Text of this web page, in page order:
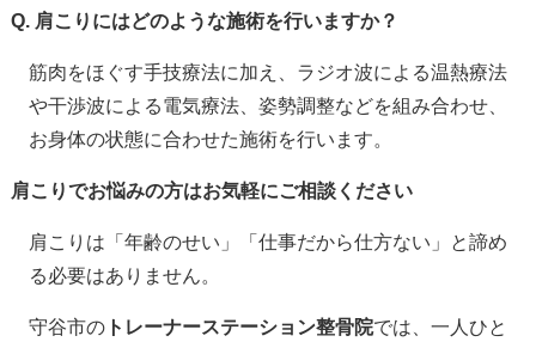
Q. 肩こりにはどのような施術を行いますか？
筋肉をほぐす手技療法に加え、ラジオ波による温熱療法
や干渉波による電気療法、姿勢調整などを組み合わせ、
お身体の状態に合わせた施術を行います。
肩こりでお悩みの方はお気軽にご相談ください
肩こりは「年齢のせい」「仕事だから仕方ない」と諦め
る必要はありません。
守谷市のトレーナーステーション整骨院では、一人ひと